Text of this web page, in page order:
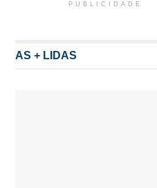
PUBLICIDADE
AS + LIDAS